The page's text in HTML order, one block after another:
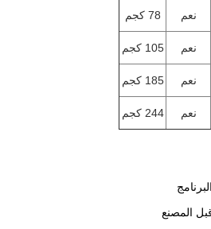
نعم
78 كجم
نعم
105 كجم
نعم
185 كجم
نعم 244 كجم